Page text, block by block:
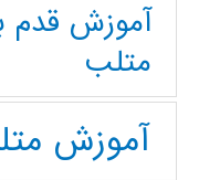
آموزش قدم
متلب
آموزش